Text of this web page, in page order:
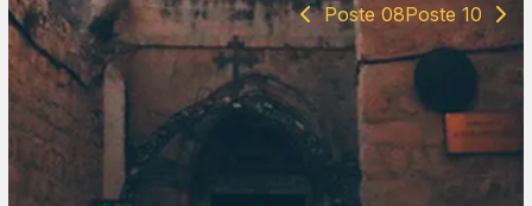
Poste 08Poste 10